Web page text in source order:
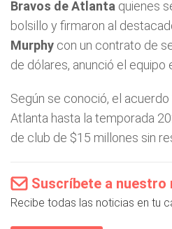
Bravos de Atlanta quienes
bolsillo y firmaron al
Murphy con un contrato de
de dólares, anunció el equipo
Según se conoció, el
Atlanta hasta la temporada
de club de $15 millones sin
Suscríbete a nuestro
Recibe todas las noticias en tu